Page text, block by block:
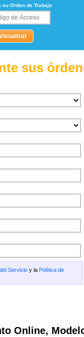
su Orden de Trabajo
sus
Servicio y la Política de
Online,